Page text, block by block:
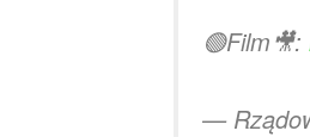
🟢Film🎥:
—